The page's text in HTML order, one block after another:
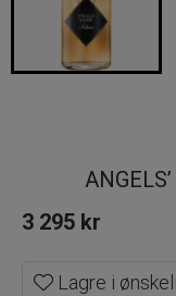
3 295 kr
Lagre i